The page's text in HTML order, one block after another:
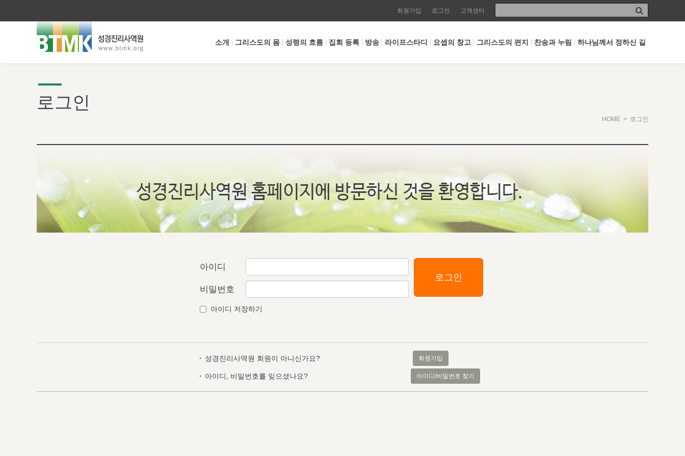
회원가입 로그인 고객센터
소개 그리스도의 몸 성령의 흐름 집회 등록 방송 라이프스타디 요셉의 창고 그리스도의 편지 찬송과 누림 하나님께서 정하신 길
로그인
HOME > 로그인
아이디
비밀번호
로그인
아이디 저장하기
성경진리사역원 회원이 아니신가요? 회원가입
아이디, 비밀번호를 잊으셨나요? 아이디/비밀번호 찾기